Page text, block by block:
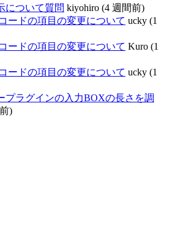
について質問 kiyohiro (4 週間前)
ードの項目の変更について ucky (1
ードの項目の変更について Kuro (1
ードの項目の変更について ucky (1
プラグインの入力BOXの長さを調
)